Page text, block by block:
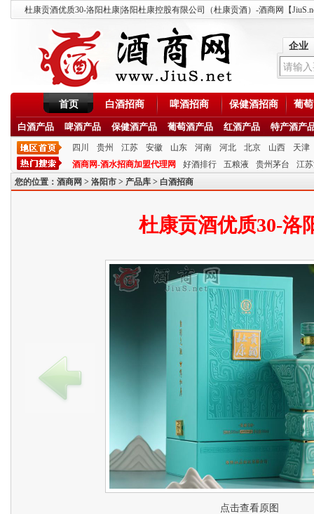
杜康贡酒优质30-洛阳杜康|洛阳杜康控股有限公司（杜康贡酒）-酒商网【
企业
首页 白酒招商 啤酒招商 保健酒招商 葡
白酒产品 啤酒产品 保健酒产品 葡萄酒产品 红酒产品 特产酒产
四川 贵州 江苏 安徽 山东 河南 河北 北京 山西
天津
酒商网-酒水招商加盟代理网
好酒排行 五粮液 贵州茅台
江
您的位置： 酒商网 > 洛阳市 > 产品库 > 白酒招商
杜康贡酒优质30-洛
点击查看原图